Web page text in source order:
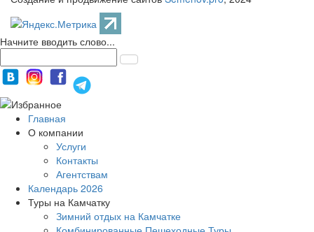
Начните вводить слово...
Главная
О компании
Услуги
Контакты
Агентствам
Календарь 2026
Туры на Камчатку
Зимний отдых на Камчатке